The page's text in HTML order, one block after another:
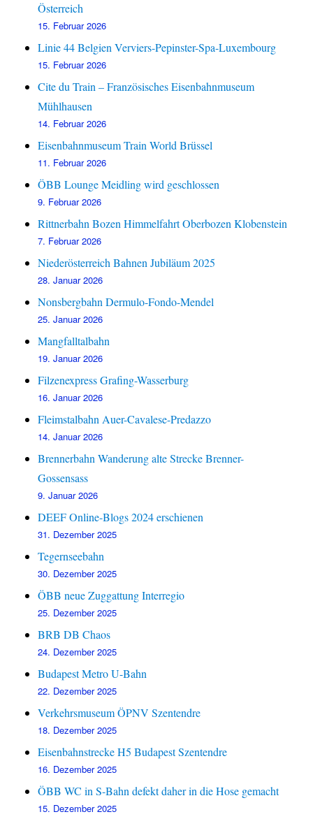
Österreich
15. Februar 2026
Linie 44 Belgien Verviers-Pepinster-Spa-Luxembourg
15. Februar 2026
Cite du Train – Französisches Eisenbahnmuseum
Mühlhausen
14. Februar 2026
Eisenbahnmuseum Train World Brüssel
11. Februar 2026
ÖBB Lounge Meidling wird geschlossen
9. Februar 2026
Rittnerbahn Bozen Himmelfahrt Oberbozen Klobenstein
7. Februar 2026
Niederösterreich Bahnen Jubiläum 2025
28. Januar 2026
Nonsbergbahn Dermulo-Fondo-Mendel
25. Januar 2026
Mangfalltalbahn
19. Januar 2026
Filzenexpress Grafing-Wasserburg
16. Januar 2026
Fleimstalbahn Auer-Cavalese-Predazzo
14. Januar 2026
Brennerbahn Wanderung alte Strecke Brenner-
Gossensass
9. Januar 2026
DEEF Online-Blogs 2024 erschienen
31. Dezember 2025
Tegernseebahn
30. Dezember 2025
ÖBB neue Zuggattung Interregio
25. Dezember 2025
BRB DB Chaos
24. Dezember 2025
Budapest Metro U-Bahn
22. Dezember 2025
Verkehrsmuseum ÖPNV Szentendre
18. Dezember 2025
Eisenbahnstrecke H5 Budapest Szentendre
16. Dezember 2025
ÖBB WC in S-Bahn defekt daher in die Hose gemacht
15. Dezember 2025